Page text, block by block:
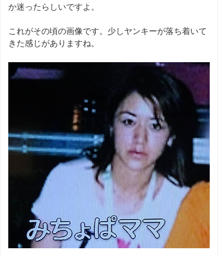
か迷ったらしいですよ。
これがその頃の画像です。少しヤンキーが落ち着いて
きた感じがありますね。